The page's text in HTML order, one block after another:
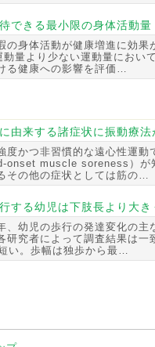
できる最小限の身体活動
の身体活動が健康増進に効
量より少ない運動量におい
る健康への影響を評価…
由来する諸症状に振動療
度かつ非習慣的な遠心性運
onset muscle soreness）が
その他の症状としては筋の…
する幼児は下肢長より大き
、幼児の歩行の発達変化の
研究者によって調査結果は
い。歩幅は独歩から最…